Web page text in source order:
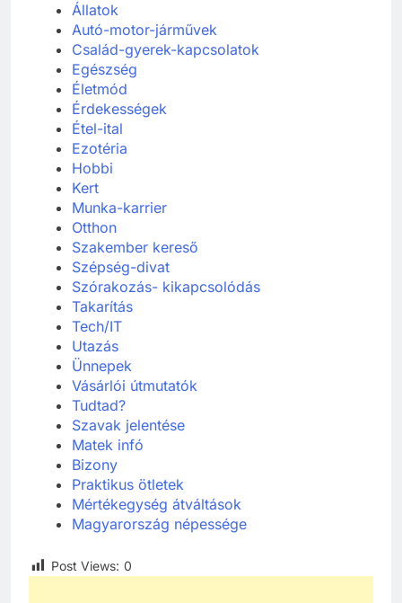
Állatok
Autó-motor-járművek
Család-gyerek-kapcsolatok
Egészség
Életmód
Érdekességek
Étel-ital
Ezotéria
Hobbi
Kert
Munka-karrier
Otthon
Szakember kereső
Szépség-divat
Szórakozás- kikapcsolódás
Takarítás
Tech/IT
Utazás
Ünnepek
Vásárlói útmutatók
Tudtad?
Szavak jelentése
Matek infó
Bizony
Praktikus ötletek
Mértékegység átváltások
Magyarország népessége
Post Views: 0